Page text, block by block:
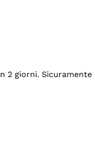
2 giorni.